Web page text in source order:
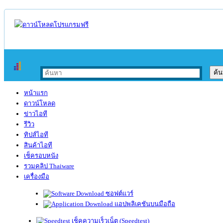
หน้าแรก
ดาวน์โหลด
ข่าวไอที
รีวิว
ทิปส์ไอที
สินค้าไอที
เช็ครอบหนัง
รวมคลิป Thaiware
เครื่องมือ
ซอฟต์แวร์
แอปพลิเคชันบนมือถือ
เช็คความเร็วเน็ต (Speedtest)